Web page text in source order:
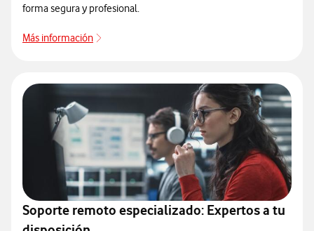
forma segura y profesional.
Más información
Soporte remoto especializado: Expertos a tu